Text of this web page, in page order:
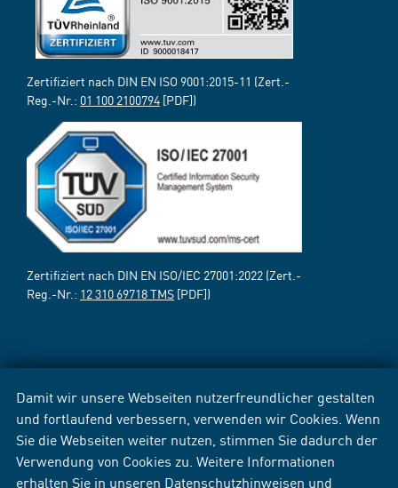
Damit wir unsere Webseiten nutzerfreundlicher gestalten
und fortlaufend verbessern, verwenden wir Cookies. Wenn
Sie die Webseiten weiter nutzen, stimmen Sie dadurch der
Verwendung von Cookies zu. Weitere Informationen
erhalten Sie in unseren Datenschutzhinweisen und
Zertifiziert nach DIN EN ISO 9001:2015-11 (Zert.-
Reg.-Nr.: 01 100 2100794 [PDF])
Zertifiziert nach DIN EN ISO/IEC 27001:2022 (Zert.-
Reg.-Nr.: 12 310 69718 TMS [PDF])